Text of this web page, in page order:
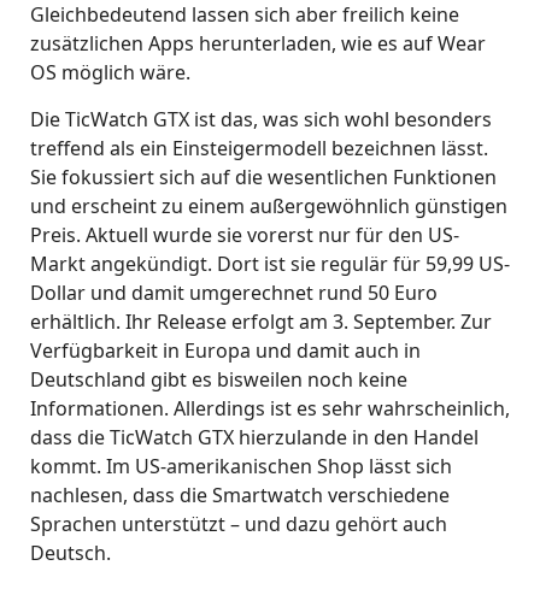
Gleichbedeutend lassen sich aber freilich keine
zusätzlichen Apps herunterladen, wie es auf Wear
OS möglich wäre.
Die TicWatch GTX ist das, was sich wohl besonders
treffend als ein Einsteigermodell bezeichnen lässt.
Sie fokussiert sich auf die wesentlichen Funktionen
und erscheint zu einem außergewöhnlich günstigen
Preis. Aktuell wurde sie vorerst nur für den US-
Markt angekündigt. Dort ist sie regulär für 59,99 US-
Dollar und damit umgerechnet rund 50 Euro
erhältlich. Ihr Release erfolgt am 3. September. Zur
Verfügbarkeit in Europa und damit auch in
Deutschland gibt es bisweilen noch keine
Informationen. Allerdings ist es sehr wahrscheinlich,
dass die TicWatch GTX hierzulande in den Handel
kommt. Im US-amerikanischen Shop lässt sich
nachlesen, dass die Smartwatch verschiedene
Sprachen unterstützt – und dazu gehört auch
Deutsch.